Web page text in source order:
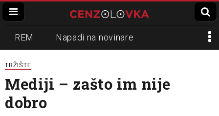
REM Napadi na novinare
Zvučni top
Propaganda Lokalni mediji
Informer
TRŽIŠTE
Mediji – zašto im nije
dobro